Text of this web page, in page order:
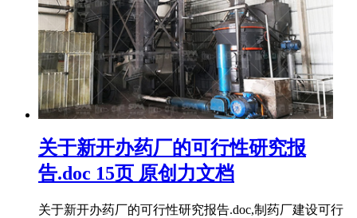
关于新开办药厂的可行性研究报
告.doc 15页 原创力文档
关于新开办药厂的可行性研究报告.doc,制药厂建设可行